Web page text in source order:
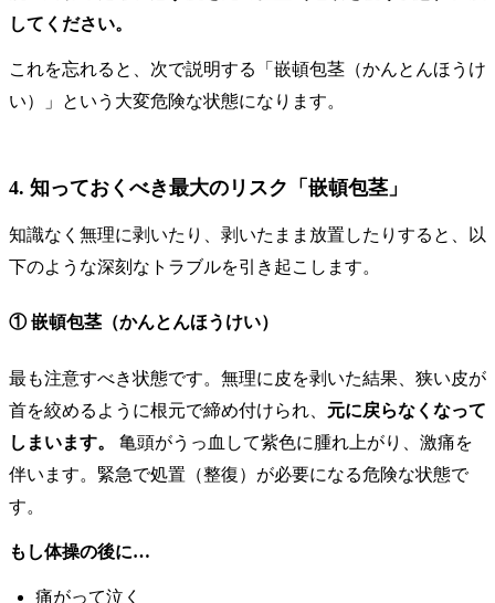
してください。
これを忘れると、次で説明する「嵌頓包茎（かんとんほうけ
い）」という大変危険な状態になります。
4. 知っておくべき最大のリスク「嵌頓包茎」
知識なく無理に剥いたり、剥いたまま放置したりすると、以
下のような深刻なトラブルを引き起こします。
① 嵌頓包茎（かんとんほうけい）
最も注意すべき状態です。無理に皮を剥いた結果、狭い皮が
首を絞めるように根元で締め付けられ、 元に戻らなくなって
しまいます。
亀頭がうっ血して紫色に腫れ上がり、激痛を
伴います。緊急で処置（整復）が必要になる危険な状態で
す。
もし体操の後に…
痛がって泣く